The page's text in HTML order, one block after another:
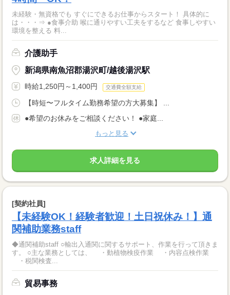
未経験・無資格でも すぐにできるお仕事からスタート！ 具体的に
は・・・⇒ ●食事介助 喉に通りやすい工夫をするなど 食事しやすい
環境を整える 料...
介護助手
新潟県南魚沼郡湯沢町/越後湯沢駅
時給1,250円～1,400円 交通費全額支給
【時短〜フルタイム勤務希望の方大募集】 ...
●希望のお休みをご相談ください！ ●家庭...
もっと見る
求人詳細を見る
[契約社員]
【未経験OK！経験者歓迎！土日祝休み！】通
関補助業務staff
◆通関補助staff ○輸出入通関に関するサポート、作業を行って頂きま
す。 ○主な業務としては、 ・動植物検疫作業 ・内容点検作業
・税関検査...
貿易事務